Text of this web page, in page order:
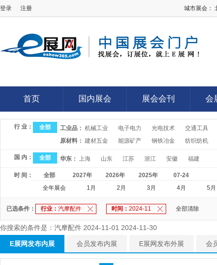
登录 注册 城市展会：
首页
首页
国内展会
国内展会
展会会刊
展会会刊
会
会
行 业： 全部 工业品： 机械工业 电子电力 光电技术
交通工具
原材料： 建材五金 能源矿产 钢铁冶金 纺织纺机
国 内： 全部 华东： 上海 山东 江苏 浙江 安徽 福建
时 间： 全部 2027年 2026年 2025年
07-24
全年展会
1月 2月 3月 4月 5月
已选条件： 行业： 汽摩配件 时间： 2024-11 全部清除
你搜索的条件是：汽摩配件 2024-11-01 2024-11-30
E展网发布内展 会员发布内展 E展网发布外展 会